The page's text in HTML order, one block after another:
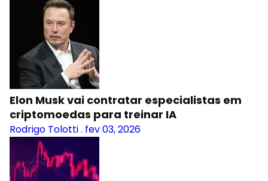
Elon Musk vai contratar especialistas em
criptomoedas para treinar IA
Rodrigo Tolotti. fev 03, 2026